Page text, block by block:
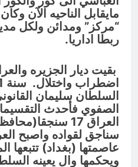
مايقابل الناحيه الآن
“مركز ” ومدائن ولكل
ربطا اداريا.
بقيت ديار الجزيره
السلطان سليمان
الصفوي فأحدث
العراق 17 سنجقا(محافظة)
سناجق لقواده واصبح
عاصمتها (بغداد) تتبعها
ويحكمها وال يعينه